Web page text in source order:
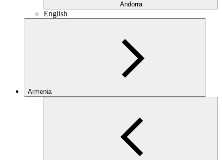
Andorra
English
Armenia